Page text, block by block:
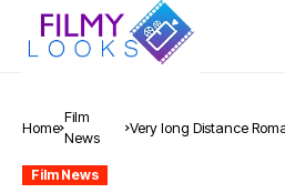
Home
Film
News
Very long Distance
Film News